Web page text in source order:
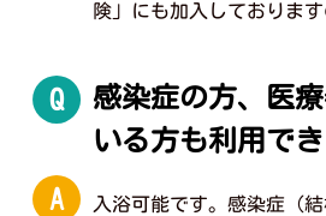
険」にも加入しております
Q 感染症の方、医
いる方も利用で
A 入浴可能です。感染症（